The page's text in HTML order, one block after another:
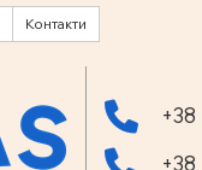
Контакти
+38
+38